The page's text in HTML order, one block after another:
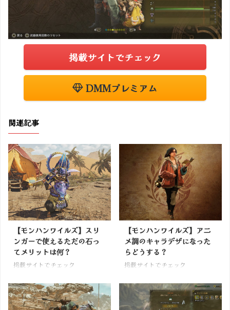
掲載サイトでチェック
DMMプレミアム
関連記事
【モンハンワイルズ】スリ
ンガーで使えるただの石っ
てメリットは何？
掲載サイトでチェック
【モンハンワイルズ】アニ
メ調のキャラデザになった
らどうする？
掲載サイトでチェック